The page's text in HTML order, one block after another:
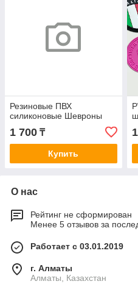
Резиновые ПВХ
силиконовые Шевроны
1 700 ₸
Купить
О нас
Рейтинг не сформирован
Менее 5 отзывов за
Работает с 03.01.2019
г. Алматы
Алматы, Казахстан